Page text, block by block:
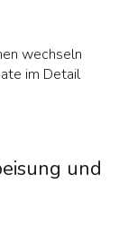
wechseln
im Detail
und